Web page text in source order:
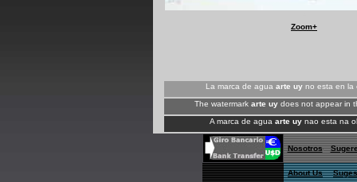
Zoom+
La marca de agua arte uyno esta en la
The watermark arte uydoes not appear in
A marca de agua arte uy nao esta na
Nosotros
About Us